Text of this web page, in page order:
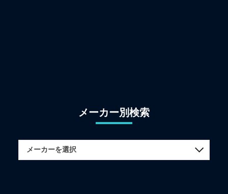
メーカー別検索